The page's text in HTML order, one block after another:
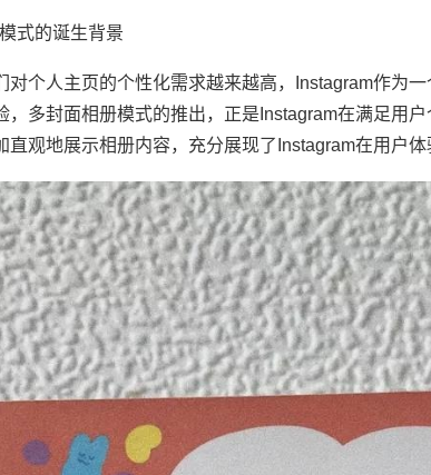
式的诞生背景
对个人主页的个性化需求越来越高，Instagram作为
，多封面相册模式的推出，正是Instagram在满足用
观地展示相册内容，充分展现了Instagram在用户体